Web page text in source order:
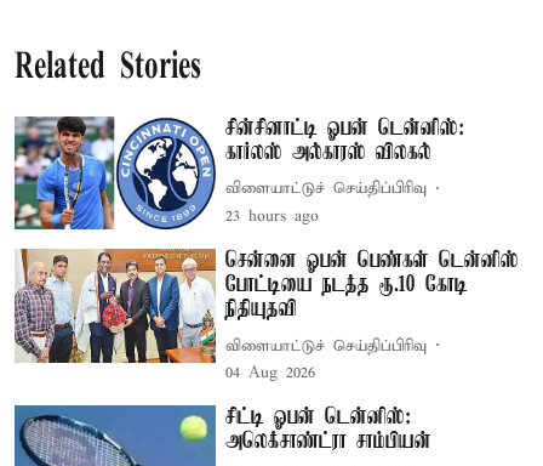
Related Stories
சின்சினாட்டி ஓபன் டென்னிஸ்:
கார்லஸ் அல்காரஸ் விலகல்
விளையாட்டுச் செய்திப்பிரிவு
23 hours ago
சென்னை ஓபன் பெண்கள் டென்னிஸ்
போட்டியை நடத்த ரூ.10 கோடி
நிதியுதவி
விளையாட்டுச் செய்திப்பிரிவு
04 Aug 2026
சிட்டி ஓபன் டென்னிஸ்:
அலெக்சாண்ட்ரா சாம்பியன்